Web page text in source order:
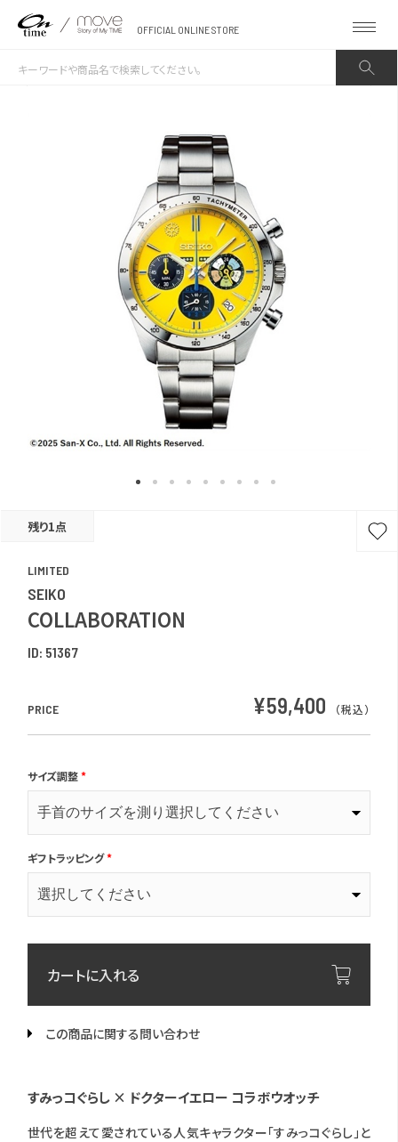
OFFICIAL ONLINE STORE
残り1点
LIMITED
SEIKO
COLLABORATION
ID: 51367
PRICE ¥59,400 （税込）
サイズ調整*
ギフトラッピング*
カートに入れる
この商品に関する問い合わせ
すみっコぐらし × ドクターイエロー コラボウオッチ
世代を超えて愛されている人気キャラクター「すみっコぐらし」と